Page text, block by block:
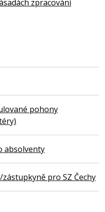
zpracování
pohony
absolventy
pro SZ Čechy